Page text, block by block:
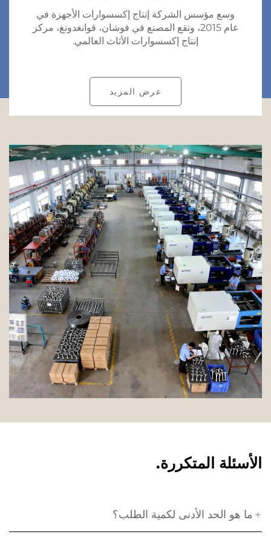
وسع مؤسس الشركة إنتاج إكسسوارات الأجهزة في
عام 2015، وتقع المصنع في فوشان، قوانغدونغ، مركز
إنتاج إكسسوارات الأثاث العالمي.
عرض المزيد
الأسئلة المتكررة.
ما هو الحد الأدنى لكمية الطلب؟